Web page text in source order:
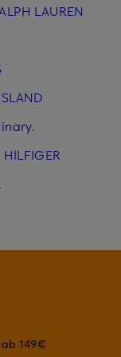
LAUREN
149€